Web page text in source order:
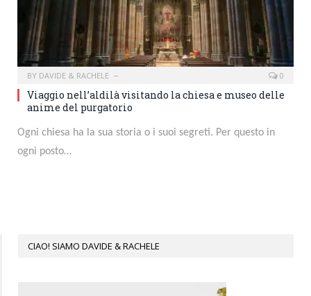
BY DAVIDE & RACHELE 0
Viaggio nell’aldilà visitando la chiesa e museo delle
anime del purgatorio
Ogni chiesa ha la sua storia o i suoi segreti. Per questo in
ogni posto…
CIAO! SIAMO DAVIDE & RACHELE